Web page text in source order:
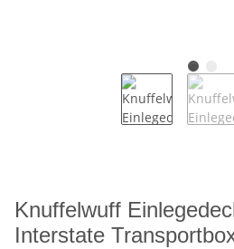
Knuffelwuff
Interstate